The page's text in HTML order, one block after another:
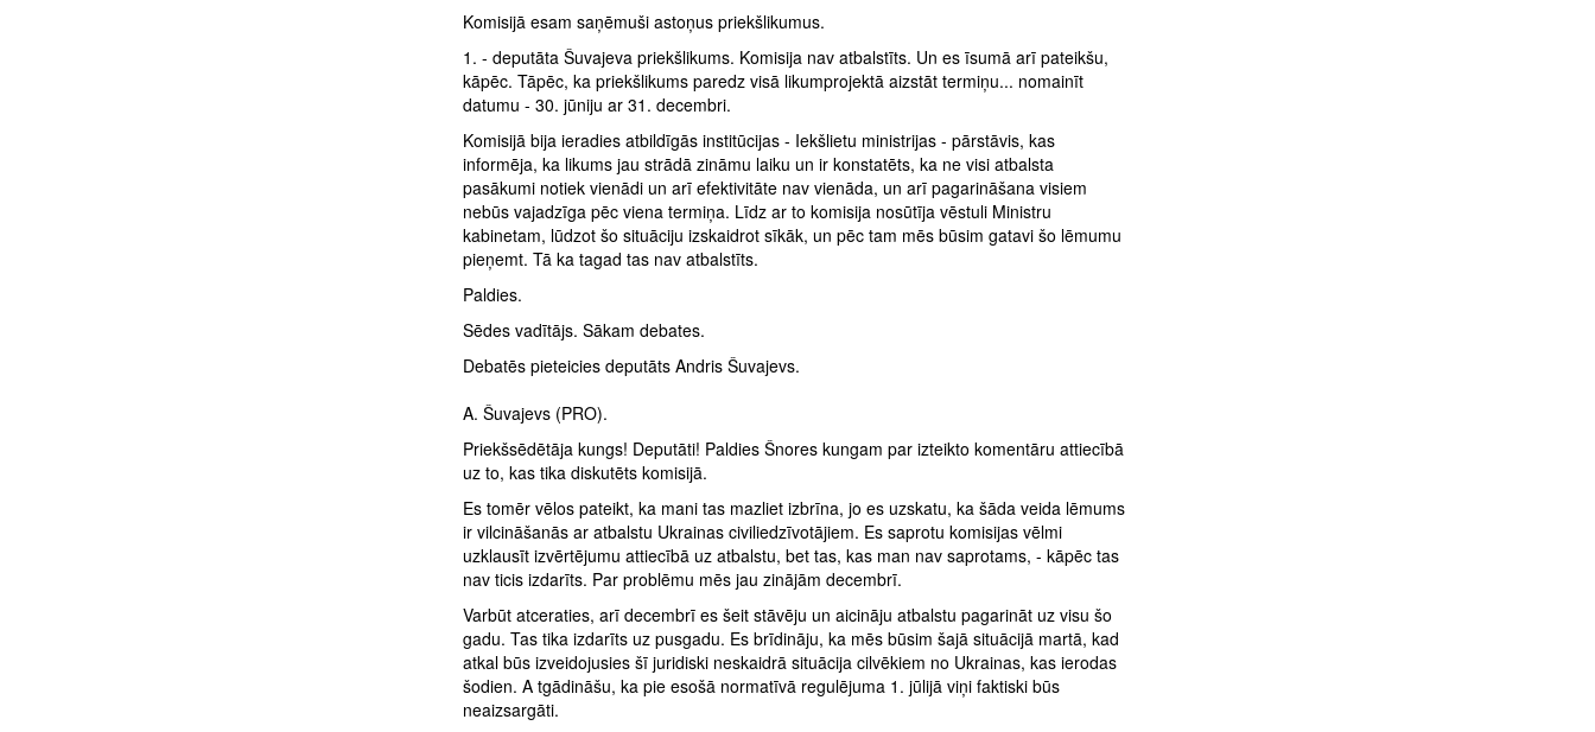
Komisijā esam saņēmuši astoņus priekšlikumus.
1. - deputāta Šuvajeva priekšlikums. Komisija nav atbalstīts. Un es īsumā arī pateikšu,
kāpēc. Tāpēc, ka priekšlikums paredz visā likumprojektā aizstāt termiņu... nomainīt
datumu - 30. jūniju ar 31. decembri.
Komisijā bija ieradies atbildīgās institūcijas - Iekšlietu ministrijas - pārstāvis, kas
informēja, ka likums jau strādā zināmu laiku un ir konstatēts, ka ne visi atbalsta
pasākumi notiek vienādi un arī efektivitāte nav vienāda, un arī pagarināšana visiem
nebūs vajadzīga pēc viena termiņa. Līdz ar to komisija nosūtīja vēstuli Ministru
kabinetam, lūdzot šo situāciju izskaidrot sīkāk, un pēc tam mēs būsim gatavi šo lēmumu
pieņemt. Tā ka tagad tas nav atbalstīts.
Paldies.
Sēdes vadītājs. Sākam debates.
Debatēs pieteicies deputāts Andris Šuvajevs.
A. Šuvajevs (PRO).
Priekšsēdētāja kungs! Deputāti! Paldies Šnores kungam par izteikto komentāru attiecībā
uz to, kas tika diskutēts komisijā.
Es tomēr vēlos pateikt, ka mani tas mazliet izbrīna, jo es uzskatu, ka šāda veida lēmums
ir vilcināšanās ar atbalstu Ukrainas civiliedzīvotājiem. Es saprotu komisijas vēlmi
uzklausīt izvērtējumu attiecībā uz atbalstu, bet tas, kas man nav saprotams, - kāpēc tas
nav ticis izdarīts. Par problēmu mēs jau zinājām decembrī.
Varbūt atceraties, arī decembrī es šeit stāvēju un aicināju atbalstu pagarināt uz visu šo
gadu. Tas tika izdarīts uz pusgadu. Es brīdināju, ka mēs būsim šajā situācijā martā, kad
atkal būs izveidojusies šī juridiski neskaidrā situācija cilvēkiem no Ukrainas, kas ierodas
šodien. A tgādināšu, ka pie esošā normatīvā regulējuma 1. jūlijā viņi faktiski būs
neaizsargāti.